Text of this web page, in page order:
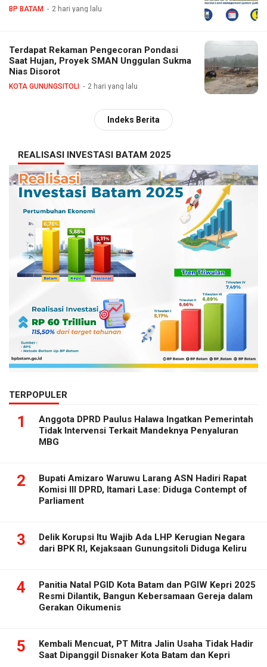
BP BATAM 2 hari yang lalu
Terdapat Rekaman Pengecoran Pondasi
Saat Hujan, Proyek SMAN Unggulan Sukma
Nias Disorot
KOTA GUNUNGSITOLI 2 hari yang lalu
Indeks Berita
REALISASI INVESTASI BATAM 2025
TERPOPULER
1
Anggota DPRD Paulus Halawa Ingatkan Pemerintah
Tidak Intervensi Terkait Mandeknya Penyaluran
MBG
2
Bupati Amizaro Waruwu Larang ASN Hadiri Rapat
Komisi III DPRD, Itamari Lase: Diduga Contempt of
Parliament
3
Delik Korupsi Itu Wajib Ada LHP Kerugian Negara
dari BPK RI, Kejaksaan Gunungsitoli Diduga Keliru
4
Panitia Natal PGID Kota Batam dan PGIW Kepri 2025
Resmi Dilantik, Bangun Kebersamaan Gereja dalam
Gerakan Oikumenis
5
Kembali Mencuat, PT Mitra Jalin Usaha Tidak Hadir
Saat Dipanggil Disnaker Kota Batam dan Kepri